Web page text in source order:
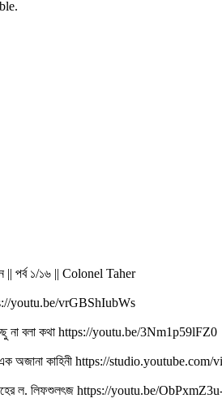
|| পর্ব ১/১৬ || Colonel Taher
youtu.be/vrGBShIubWs
না বলা কথা https://youtu.be/3Nm1p59lFZ0
এক অজানা কাহিনী https://
ল. লিফশুলৎজ https://youtu.be/